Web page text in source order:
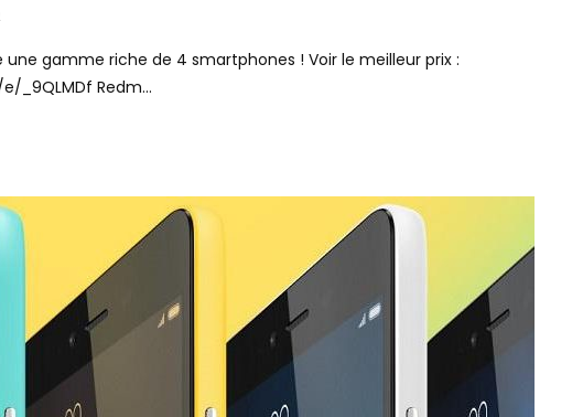
une gamme riche de 4 smartphones ! Voir le meilleur prix :
_9QLMDf Redm...